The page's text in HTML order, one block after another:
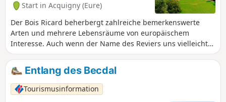
Start in Acquigny (Eure)
Der Bois Ricard beherbergt zahlreiche bemerkenswerte
Arten und mehrere Lebensräume von europäischem
Interesse. Auch wenn der Name des Reviers uns vielleicht
ein leichtes Lächeln entlockt, ist er nach einem Wald
benannt, den Sie im Eure-Tal gerne durchstreifen werden.
Ideal zu jeder Jahreszeit, genießen Sie sowohl den Charme
des Dorfes Acquigny als auch die Farbenpracht einer
unberührten Natur.
Entlang des Becdal
Tourismusinformation